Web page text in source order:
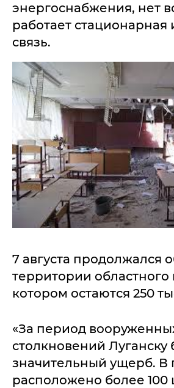
энергоснабжения, нет
работает
связь.
7 августа продолжался
территории областного
котором остаются 250
«За период
столкновений Луганску
значительный ущерб. В
расположено более 100